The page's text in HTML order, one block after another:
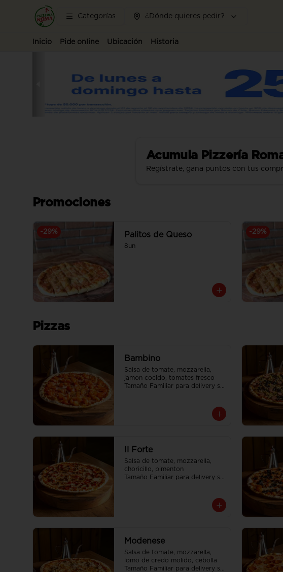
Categorías ¿Dónde quieres pedir?
Inicio Pide online Ubicación Historia
Acumula Pizzería
Regístrate, gana puntos con tus
Promociones
-29% Palitos de Queso
8un
-29%
Pizzas
Bambino
Salsa de tomate, mozzarella,
jamon cocido, tomates fresco
Tamaño Familiar para delivery se
Il Forte
Salsa de tomate, mozzarella,
choricillo, pimenton
Tamaño Familiar para delivery se
Modenese
Salsa de tomate, mozzarella,
lomo de credo molido, cebolla
Tamaño Familiar para delivery se